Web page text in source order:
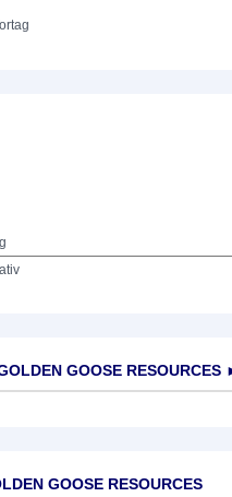
GOOSE RESOURCES
GOOSE RESOURCES